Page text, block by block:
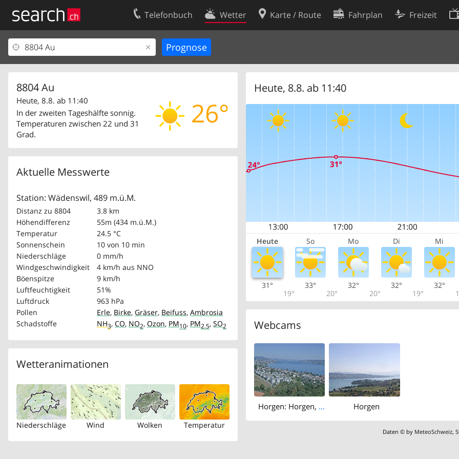
Telefonbuch Wetter Karte / Route Fahrplan Freizeit
8804 Au
26°
Heute, 8.8. ab 11:40
In der zweiten Tageshälfte sonnig.
Temperaturen zwischen 22 und 31
Grad.
Aktuelle Messwerte
Station: Wädenswil, 489 m.ü.M.
Distanz zu 8804
3.8 km
Höhendifferenz
55m (434 m.ü.M.)
Temperatur
24.5 °C
Sonnenschein
10 von 10 min
Niederschläge
0 mm/h
Windgeschwindigkeit
4 km/h aus NNO
Böenspitze
9 km/h
Luftfeuchtigkeit
51%
Luftdruck
963 hPa
Pollen
Erle, Birke, Gräser, Beifuss, Ambrosia
Schadstoffe
NH3, CO, NO2, Ozon, PM10, PM2.5, SO2
Wetteranimationen
Niederschläge Wind Wolken Temperatur
Heute, 8.8. ab 11:40
Heute So Mo Di Mi
31°
19°
33°
20°
32°
20°
32°
19°
32°
Webcams
Horgen: Horgen, Reithy Horgen
Daten © by MeteoSchweiz,
Ihr Eintrag
Kundencenter Geschäftskunden
Kontakt
Nutzungsbedingungen
Cookie-Einstellungen